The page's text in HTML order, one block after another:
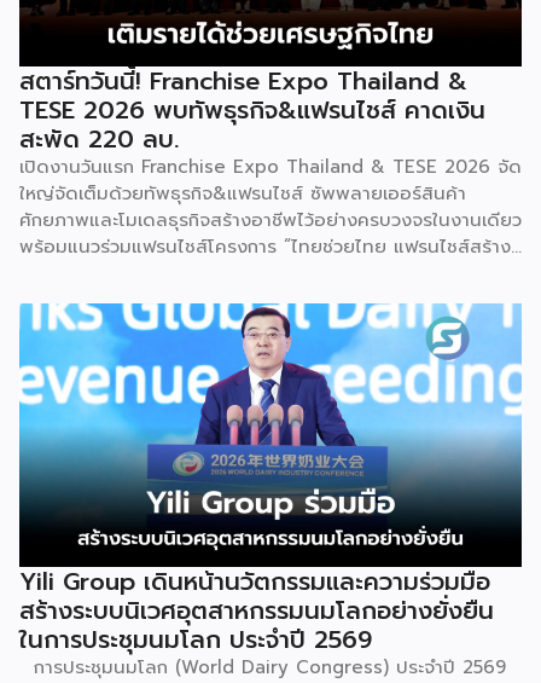
สตาร์ทวันนี้! Franchise Expo Thailand &
TESE 2026 พบทัพธุรกิจ&แฟรนไชส์ คาดเงิน
สะพัด 220 ลบ.
เปิดงานวันแรก Franchise Expo Thailand & TESE 2026 จัด
ใหญ่จัดเต็มด้วยทัพธุรกิจ&แฟรนไชส์ ซัพพลายเออร์สินค้า
ศักยภาพและโมเดลธุรกิจสร้างอาชีพไว้อย่างครบวงจรในงานเดียว
พร้อมแนวร่วมแฟรนไชส์โครงการ “ไทยช่วยไทย แฟรนไชส์สร้าง
รวมกว่า 250 บูธ บนพื้นที่ 15,000 ตารางเมตร หวังเป็นทาง
เลือกสร้างรายได้เพิ่มและพยุงเศรษฐกิจไทยให้ฟื้นตัว เสิร์ฟครบ
จบในงานด้วยสินเชื่อ และทำเลทองทั่วประเทศ พร้อมเสวนาให้
ความรู้โดยผู้ทรงคุณวุฒิคับคั่ง และกิจกรรมเจรจาจับคู่ธุรกิจทั้งใน
และต่างประเทศ งานจัดต่อเนื่องระหว่างวันที่ 6-9 สิงหาคมนี้ ที่
ฮอลล์ 6-8 อิมแพ็คเมืองทองธานี คาดเม็ดเงินสะพัดในงานราว
220 ล้านบาท นายพูนพงษ์ นัยนาภากรณ์ อธิบดีกรมพัฒนา
ธุรกิจการค้า กระทรวงพาณิชย์ กล่าวว่า งาน ” Franchise Expo
Thailand & Thailand E-Commerce Selection Expo
(TESE 2026) เป็นเวทีแสดงธุรกิจแฟรนไชส์และโซลูชั่นส์แบบครบ
วงจร […]
Yili Group เดินหน้านวัตกรรมและความร่วมมือ
สร้างระบบนิเวศอุตสาหกรรมนมโลกอย่างยั่งยืน
ในการประชุมนมโลก ประจำปี 2569
การประชุมนมโลก (World Dairy Congress) ประจำปี 2569